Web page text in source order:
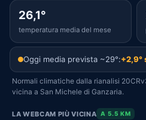
26,1°
temperatura media del mese
Oggi media prevista ~29°:+2,9°
Normali climatiche dalla rianalisi
vicina a San Michele di Ganzaria.
LA WEBCAM PIÙ VICINA A 5.5 KM